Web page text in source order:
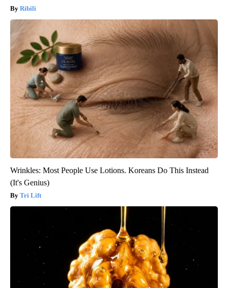
Ribili
Wrinkles: Most People Use Lotions. Koreans Do This Instead
(It's Genius)
Tri Lift